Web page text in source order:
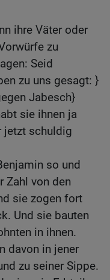
ihre Väter oder
zu
Seid
zu uns gesagt: }
Jabesch}
sie ihnen ja
jetzt schuldig
so und
Zahl von den
sie zogen fort
Und sie bauten
in ihnen.
davon in jener
zu seiner Sippe.